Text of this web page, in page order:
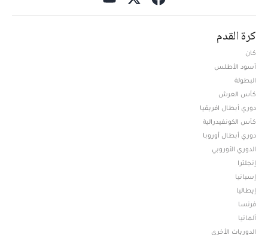
كرة القدم
كان
أسود الأطلس
البطولة
كأس العرش
دوري أبطال افريقيا
كأس الكونفيدرالية
دوري أبطال أوروبا
الدوري الأوروبي
إنجلترا
إسبانيا
إيطاليا
فرنسا
ألمانيا
الدوريات الأخرى